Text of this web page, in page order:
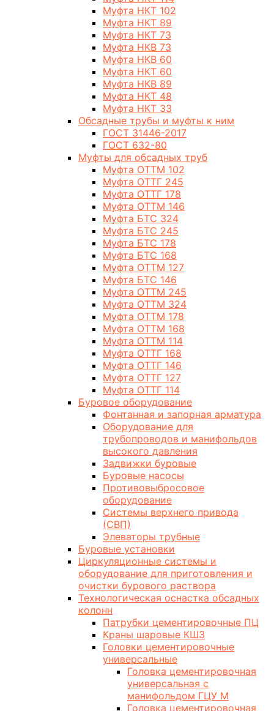
Муфта НКТ 102
Муфта НКТ 89
Муфта НКТ 73
Муфта НКВ 73
Муфта НКВ 60
Муфта НКТ 60
Муфта НКВ 89
Муфта НКТ 48
Муфта НКТ 33
Обсадные трубы и муфты к ним
ГОСТ 31446-2017
ГОСТ 632-80
Муфты для обсадных труб
Муфта ОТТМ 102
Муфта ОТТГ 245
Муфта ОТТГ 178
Муфта ОТТМ 146
Муфта БТС 324
Муфта БТС 245
Муфта БТС 178
Муфта БТС 168
Муфта ОТТМ 127
Муфта БТС 146
Муфта ОТТМ 245
Муфта ОТТМ 324
Муфта ОТТМ 178
Муфта ОТТМ 168
Муфта ОТТМ 114
Муфта ОТТГ 168
Муфта ОТТГ 146
Муфта ОТТГ 127
Муфта ОТТГ 114
Буровое оборудование
Фонтанная и запорная арматура
Оборудование для
трубопроводов и манифольдов
высокого давления
Задвижки буровые
Буровые насосы
Противовыбросовое
оборудование
Системы верхнего привода
(СВП)
Элеваторы трубные
Буровые установки
Циркуляционные системы и
оборудование для приготовления и
очистки бурового раствора
Технологическая оснастка обсадных
колонн
Патрубки цементировочные ПЦ
Краны шаровые КШЗ
Головки цементировочные
универсальные
Головка цементировочная
универсальная с
манифольдом ГЦУ М
Головка цементировочная